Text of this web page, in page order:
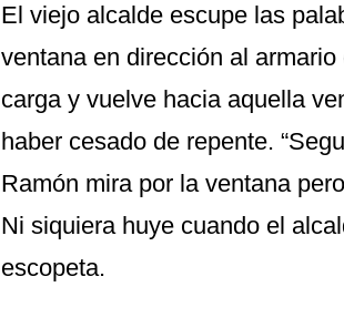
El viejo alcalde escupe las
ventana en dirección al
carga y vuelve hacia aquella
haber cesado de repente.
Ramón mira por la ventana
Ni siquiera huye cuando el
escopeta.